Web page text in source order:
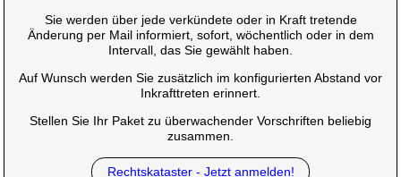
Sie werden über jede verkündete oder in Kraft tretende
Änderung per Mail informiert, sofort, wöchentlich oder in dem
Intervall, das Sie gewählt haben.
Auf Wunsch werden Sie zusätzlich im konfigurierten Abstand vor
Inkrafttreten erinnert.
Stellen Sie Ihr Paket zu überwachender Vorschriften beliebig
zusammen.
Rechtskataster - Jetzt anmelden!